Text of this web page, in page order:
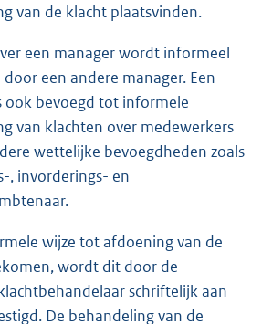
van de klacht plaatsvinden.
een manager wordt informeel
een andere manager. Een
ook bevoegd tot informele
van klachten over medewerkers
wettelijke bevoegdheden zoals
, invorderings- en
wijze tot afdoening van de
wordt dit door de
schriftelijk aan
De behandeling van de